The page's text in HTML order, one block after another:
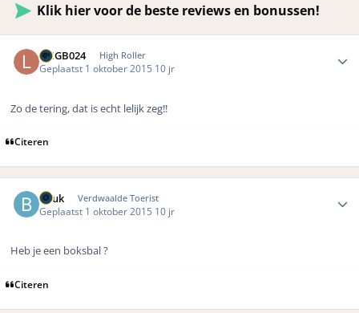
Klik hier voor de beste reviews en bonussen!
LMGB024 High Roller
Geplaatst 1 oktober 2015 10 jr
Zo de tering, dat is echt lelijk zeg!!
Citeren
Beuk Verdwaalde Toerist
Geplaatst 1 oktober 2015 10 jr
Heb je een boksbal ?
Citeren